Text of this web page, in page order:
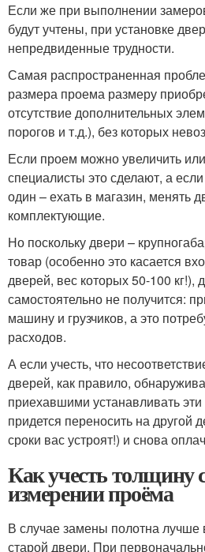
Если же при выполнении
будут учтены, при установке
непредвиденные трудности.
Самая распространенная
размера проема размеру
отсутствие дополнительных
порогов и т.д.), без которых
Если проем можно увеличить
специалисты это сделают, а
один – ехать в магазин, менять
комплектующие.
Но поскольку двери –
товар (особенно это касается
дверей, вес которых 50-100 кг!),
самостоятельно не получится:
машину и грузчиков, а это
расходов.
А если учесть, что
дверей, как правило,
приехавшими устанавливать
придется переносить на другой
сроки вас устроят!) и снова
Как учесть толщину
измерении проёма
В случае замены полотна
старой двери. При